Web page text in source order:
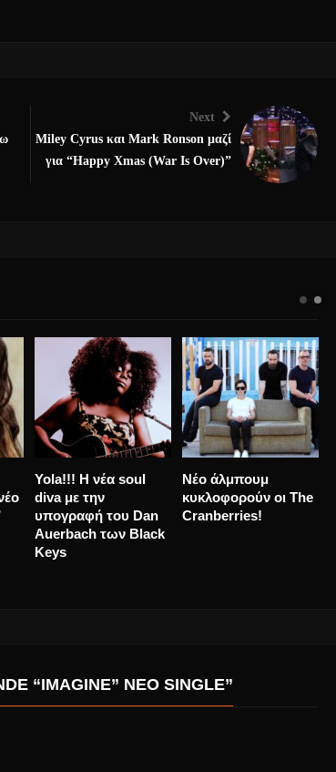
Next
Miley Cyrus και Mark Ronson μαζί
για “Happy Xmas (War Is Over)”
Eminem “Revival”
Νέο αλμπουμ και
ημερομηνία
κυκλοφορίας 15
Δεκεμβρίου.
Καίτη Γαρμπή
επιστρέφει με το νέο
τραγούδι “Αύριο”
“IMAGINE” ΝΈΟ SINGLE”